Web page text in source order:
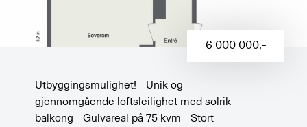
6 000 000,-
Utbyggingsmulighet! - Unik og
gjennomgående loftsleilighet med solrik
balkong - Gulvareal på 75 kvm - Stort